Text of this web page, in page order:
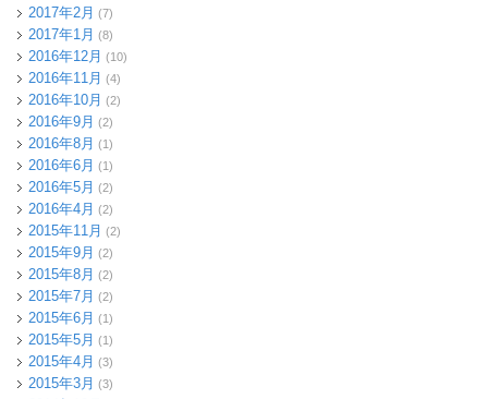
2017年2月 (7)
2017年1月 (8)
2016年12月 (10)
2016年11月 (4)
2016年10月 (2)
2016年9月 (2)
2016年8月 (1)
2016年6月 (1)
2016年5月 (2)
2016年4月 (2)
2015年11月 (2)
2015年9月 (2)
2015年8月 (2)
2015年7月 (2)
2015年6月 (1)
2015年5月 (1)
2015年4月 (3)
2015年3月 (3)